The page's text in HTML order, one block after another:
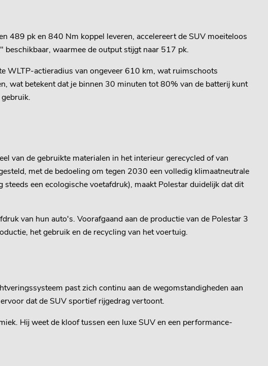
489 pk en 840 Nm koppel leveren, accelereert de SUV moeiteloos
beschikbaar, waarmee de output stijgt naar 517 pk.
WLTP-actieradius van ongeveer 610 km, wat ruimschoots
wat betekent dat je binnen 30 minuten tot 80% van de batterij kunt
van de gebruikte materialen in het interieur gerecycled of van
met de bedoeling om tegen 2030 een volledig klimaatneutrale
een ecologische voetafdruk), maakt Polestar duidelijk dat dit
van hun auto's. Voorafgaand aan de productie van de Polestar 3
het gebruik en de recycling van het voertuig.
past zich continu aan de wegomstandigheden aan
dat de SUV sportief rijgedrag vertoont.
Hij weet de kloof tussen een luxe SUV en een performance-